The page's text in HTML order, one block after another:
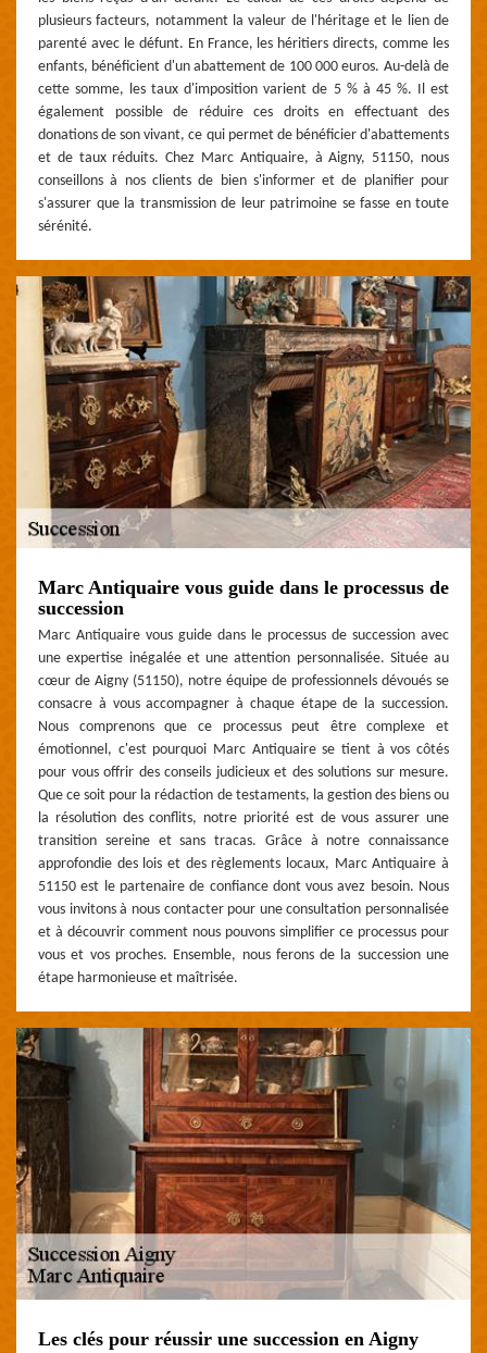
plusieurs facteurs, notamment la valeur de l'héritage et le lien de
parenté avec le défunt. En France, les héritiers directs, comme les
enfants, bénéficient d'un abattement de 100 000 euros. Au-delà de
cette somme, les taux d'imposition varient de 5 % à 45 %. Il est
également possible de réduire ces droits en effectuant des
donations de son vivant, ce qui permet de bénéficier d'abattements
et de taux réduits. Chez Marc Antiquaire, à Aigny, 51150, nous
conseillons à nos clients de bien s'informer et de planifier pour
s'assurer que la transmission de leur patrimoine se fasse en toute
sérénité.
Marc Antiquaire vous guide dans le processus de
succession
Marc Antiquaire vous guide dans le processus de succession avec
une expertise inégalée et une attention personnalisée. Située au
cœur de Aigny (51150), notre équipe de professionnels dévoués se
consacre à vous accompagner à chaque étape de la succession.
Nous comprenons que ce processus peut être complexe et
émotionnel, c'est pourquoi Marc Antiquaire se tient à vos côtés
pour vous offrir des conseils judicieux et des solutions sur mesure.
Que ce soit pour la rédaction de testaments, la gestion des biens ou
la résolution des conflits, notre priorité est de vous assurer une
transition sereine et sans tracas. Grâce à notre connaissance
approfondie des lois et des règlements locaux, Marc Antiquaire à
51150 est le partenaire de confiance dont vous avez besoin. Nous
vous invitons à nous contacter pour une consultation personnalisée
et à découvrir comment nous pouvons simplifier ce processus pour
vous et vos proches. Ensemble, nous ferons de la succession une
étape harmonieuse et maîtrisée.
Les clés pour réussir une succession en Aigny